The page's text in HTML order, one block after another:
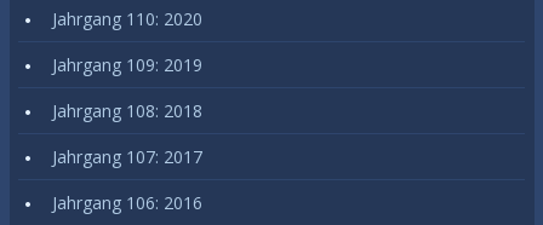
Jahrgang 110: 2020
Jahrgang 109: 2019
Jahrgang 108: 2018
Jahrgang 107: 2017
Jahrgang 106: 2016